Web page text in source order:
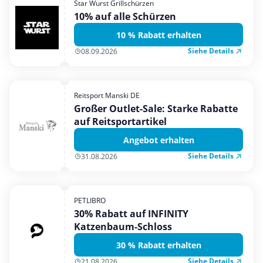
Mobilfunk & Internet
Mode & Accessoires
Shopping
Urlaub & Reise
Star Wurst Grillschürzen
10% auf alle Schürzen
10 % Rabatt erhalten
08.09.2026 Siehe Details
Reitsport Manski DE
Großer Outlet-Sale: Starke Rabatte
auf Reitsportartikel
Angebot erhalten
31.08.2026 Siehe Details
PETLIBRO
30% Rabatt auf INFINITY
Katzenbaum-Schloss
30 % Rabatt erhalten
Siehe Details